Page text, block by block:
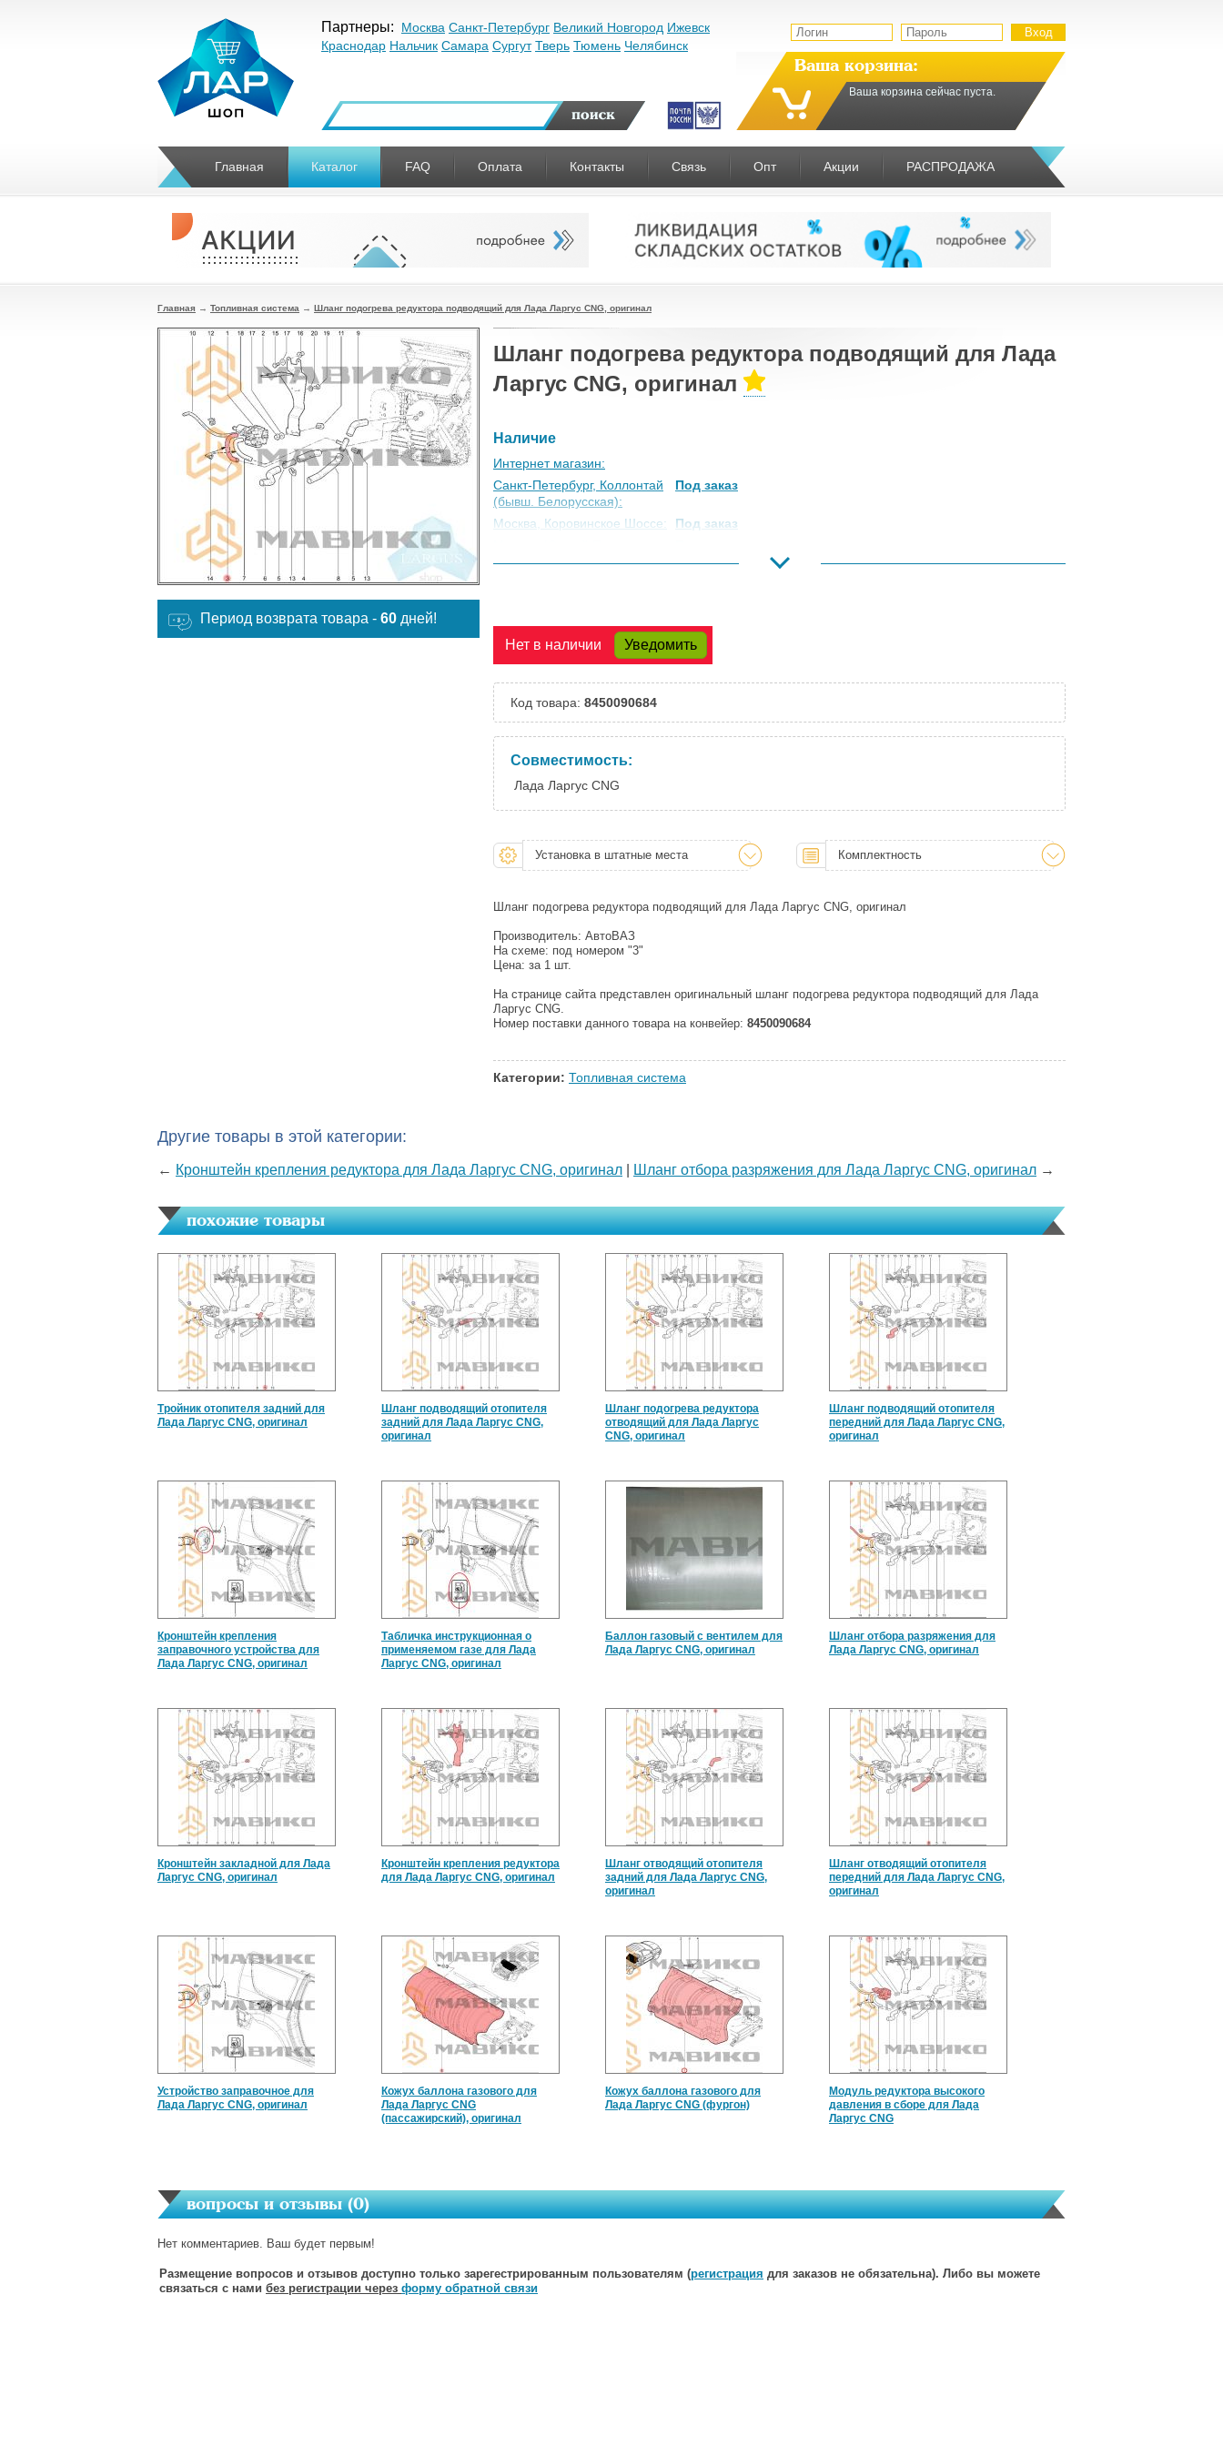
Партнеры: Москва Санкт-Петербург Великий Новгород Ижевск
Краснодар Нальчик Самара Сургут Тверь Тюмень Челябинск
Ваша корзина:
Ваша корзина сейчас пуста.
Главная Каталог FAQ Оплата Контакты Связь Опт Акции РАСПРОДАЖА
Главная → Топливная система → Шланг подогрева редуктора подводящий для Лада Ларгус CNG, оригинал
Период возврата товара - 60 дней!
Шланг подогрева редуктора подводящий для Лада
Ларгус CNG, оригинал
Наличие
Интернет магазин:
Санкт-Петербург, Коллонтай
(бывш. Белорусская):
Под заказ
Москва, Коровинское Шоссе:
Под заказ
Великий Новгород:
Под заказ
Под заказ
Тверь:
Под заказ
Челябинск:
Нет в наличии Уведомить
Код товара: 8450090684
Совместимость:
Лада Ларгус CNG
Установка в штатные места Комплектность
Шланг подогрева редуктора подводящий для Лада Ларгус CNG, оригинал
Производитель: АвтоВАЗ
На схеме: под номером "3"
Цена: за 1 шт.
На странице сайта представлен оригинальный шланг подогрева редуктора подводящий для Лада
Ларгус CNG.
Номер поставки данного товара на конвейер: 8450090684
Категории: Топливная система
Другие товары в этой категории:
← Кронштейн крепления редуктора для Лада Ларгус CNG, оригинал Шланг отбора разряжения для Лада Ларгус CNG, оригинал →
похожие товары
Тройник отопителя задний для
Лада Ларгус CNG, оригинал
Шланг подводящий отопителя
задний для Лада Ларгус CNG,
оригинал
Шланг подогрева редуктора
отводящий для Лада Ларгус
CNG, оригинал
Шланг подводящий отопителя
передний для Лада Ларгус CNG,
оригинал
Кронштейн крепления
заправочного устройства для
Лада Ларгус CNG, оригинал
Табличка инструкционная о
применяемом газе для Лада
Ларгус CNG, оригинал
Баллон газовый с вентилем для
Лада Ларгус CNG, оригинал
Шланг отбора разряжения для
Лада Ларгус CNG, оригинал
Кронштейн закладной для Лада
Ларгус CNG, оригинал
Кронштейн крепления редуктора
для Лада Ларгус CNG, оригинал
Шланг отводящий отопителя
задний для Лада Ларгус CNG,
оригинал
Шланг отводящий отопителя
передний для Лада Ларгус CNG,
оригинал
Устройство заправочное для
Лада Ларгус CNG, оригинал
Кожух баллона газового для
Лада Ларгус CNG
(пассажирский), оригинал
Кожух баллона газового для
Лада Ларгус CNG (фургон)
Модуль редуктора высокого
давления в сборе для Лада
Ларгус CNG
вопросы и отзывы (0)
Нет комментариев. Ваш будет первым!
Размещение вопросов и отзывов доступно только зарегестрированным пользователям (регистрация для заказов не обязательна). Либо вы можете
связаться с нами без регистрации через форму обратной связи